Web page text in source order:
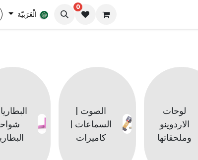
0
الْعَرَبيّة
لوحات
الاردوينو
وملحقاتها
الصوت |
السماعات |
كاميرات